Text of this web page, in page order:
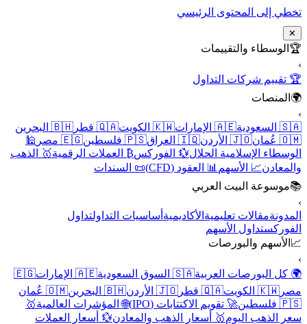
تخطي إلى المحتوى الرئيسي
✕
🏆 الوسطاء والتقييمات
›
🏆 تقييم شركات التداول
🌍 المنصات
›
🇸🇦 السعودية
🇦🇪 الإمارات 🇰🇼 الكويت 🇶🇦 قطر
🇧🇭 البحرين
🇴🇲 عُمان
🇯🇴 الأردن 🇮🇶 العراق 🇵🇸 فلسطين 🇪🇬 مصر
🕌
الوسطاء الإسلامية الحلال💱 الفوركس₿ العملات الرقمية🥇 الذهب
والمعادن📈 الأسهم 📊 العقود (CFD)
📜 السندات
📚موسوعة البيت العربي
›
المدونةمقالات تعليمية الأكاديمية أساسيات التداولتداول
الفوركستداول الأسهم
📈 الأسهم والبورصات
›
🌍 كل البورصات العربية🇸🇦 السوق السعودية 🇦🇪 الإمارات
🇪🇬
مصر 🇰🇼 الكويت 🇶🇦 قطر 🇯🇴 الأردن 🇧🇭 البحرين
🇴🇲 عُمان
🇵🇸 فلسطين
🚀 تقويم الاكتتابات (IPO) 🌐 المؤشرات العالمية🥇
سعر الذهب اليوم🥇 أسعار الذهب والمعادن💱 أسعار العملات